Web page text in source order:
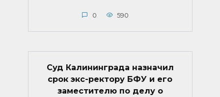
0 590
Суд Калининграда назначил
срок экс-ректору БФУ и его
заместителю по делу о